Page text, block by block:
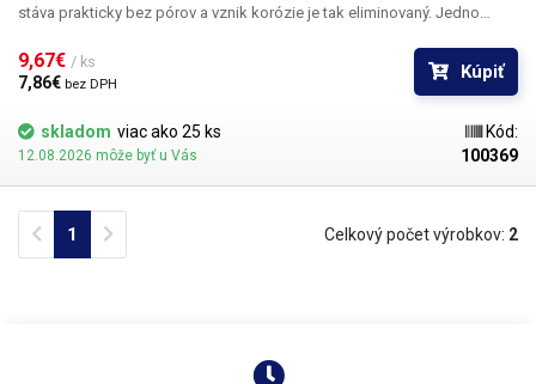
stáva prakticky bez pórov a vznik korózie je tak eliminovaný. Jedno
niklového kúpeľa. Obsah balenia (vrátane usadenín) je potrebné zmiešať
s 800 ml destilovanej vody. Pokyny na niklovanie sú uvedené na obale.
9,67€ / ks
7,86€ bez DPH
Kúpiť
skladom viac ako 25 ks
12.08.2026 môže byť u Vás
Kód:
100369
Previous
1 Celkový počet výrobkov: 2